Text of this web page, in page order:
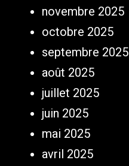
novembre 2025
octobre 2025
septembre 2025
août 2025
juillet 2025
juin 2025
mai 2025
avril 2025